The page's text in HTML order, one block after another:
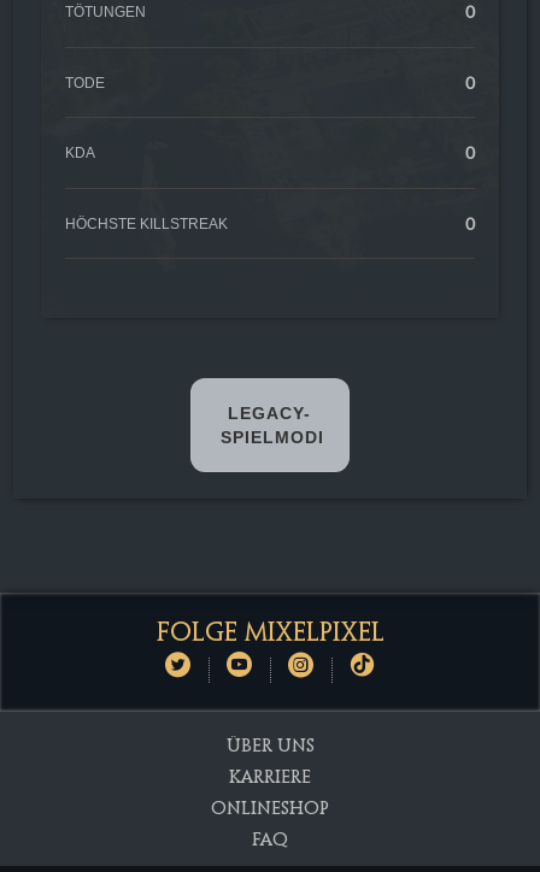
TÖTUNGEN 0
TODE 0
KDA 0
HÖCHSTE KILLSTREAK 0
LEGACY-
SPIELMODI
Stunden
WesternWars (17.
Mai 2019 – 13.
Spielzeit0 Stunden
Tötungen
FOLGE MIXELPIXEL
ÜBER UNS
KARRIERE
ONLINESHOP
FAQ